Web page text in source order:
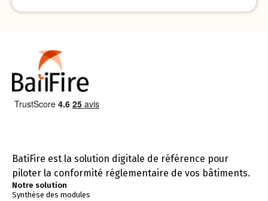
BatiFire est la solution digitale de référence pour
piloter la conformité réglementaire de vos bâtiments.
Notre solution
Synthèse des modules